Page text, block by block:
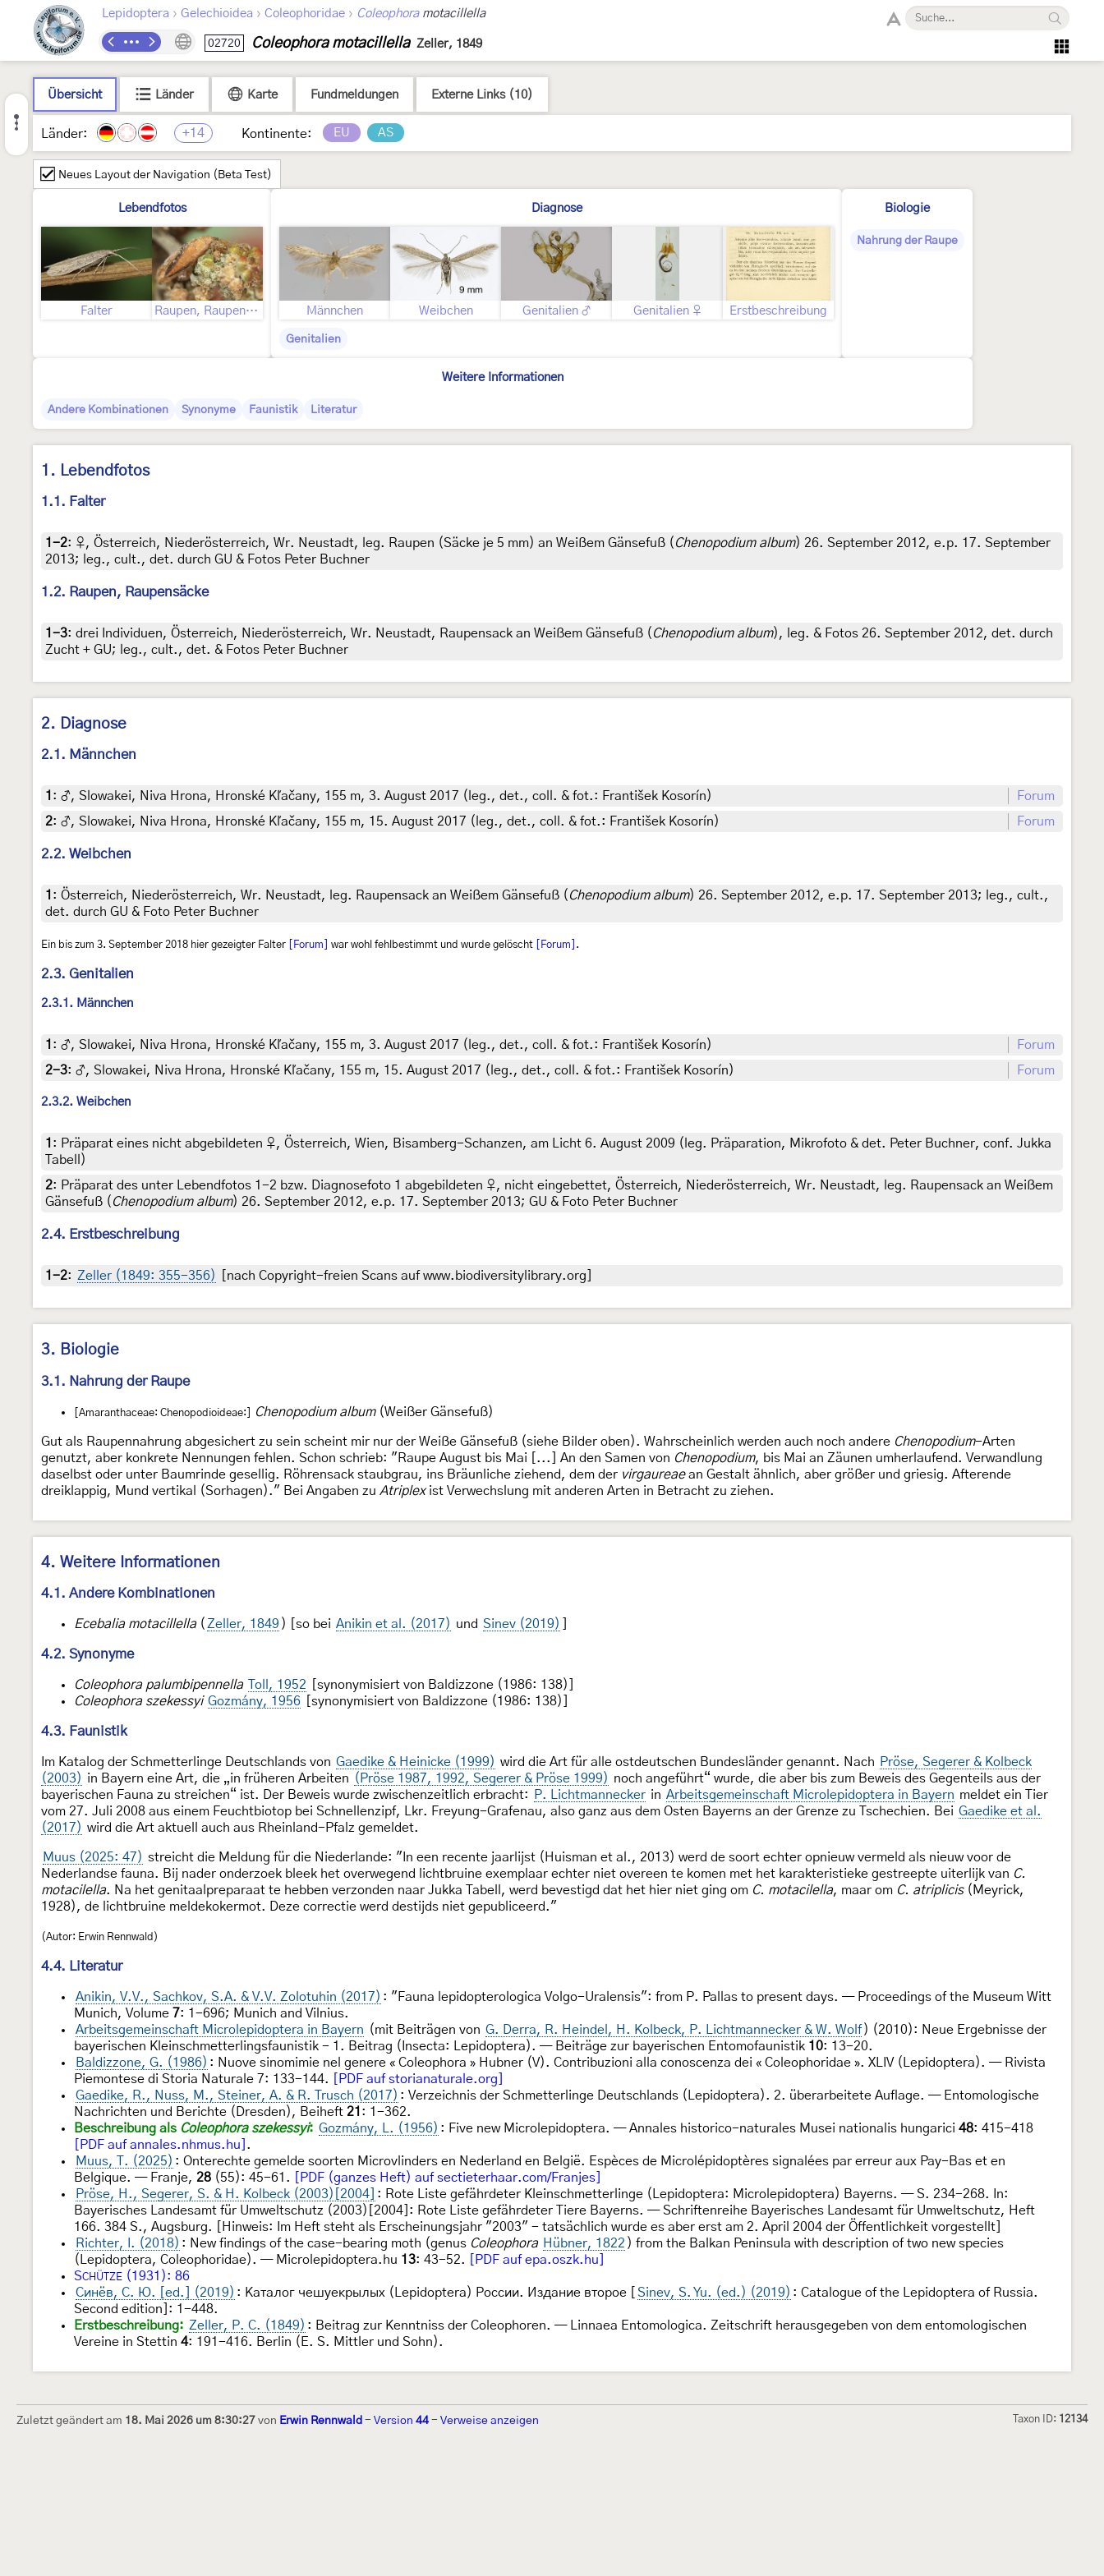
Lepidoptera › Gelechioidea › Coleophoridae › Coleophoramotacillella
02720 Coleophora motacillella Zeller, 1849
Übersicht Länder Karte Fundmeldungen Externe Links (10)
Länder: +14 Kontinente: EU AS
Neues Layout der Navigation (Beta Test)
Lebendfotos
Falter Raupen, Raupensäcke
Diagnose
Männchen Weibchen Genitalien ♂ Genitalien ♀ Erstbeschreibung
Genitalien
Biologie
Nahrung der Raupe
Weitere Informationen
Andere Kombinationen Synonyme Faunistik Literatur
1. Lebendfotos
1.1. Falter
1-2: ♀, Österreich, Niederösterreich, Wr. Neustadt, leg. Raupen (Säcke je 5 mm) an Weißem Gänsefuß ( Chenopodium album) 26. September 2012, e.p. 17. September
2013; leg., cult., det. durch GU & Fotos Peter Buchner
1.2. Raupen, Raupensäcke
1-3: drei Individuen, Österreich, Niederösterreich, Wr. Neustadt, Raupensack an Weißem Gänsefuß ( Chenopodium album), leg. & Fotos 26. September 2012, det. durch
Zucht + GU; leg., cult., det. & Fotos Peter Buchner
2. Diagnose
2.1. Männchen
1 : ♂, Slowakei, Niva Hrona, Hronské Kľačany, 155 m, 3. August 2017 (leg., det., coll. & fot.: František Kosorín)
Forum
2: ♂, Slowakei, Niva Hrona, Hronské Kľačany, 155 m, 15. August 2017 (leg., det., coll. & fot.: František Kosorín) Forum
2.2. Weibchen
1 : Österreich, Niederösterreich, Wr. Neustadt, leg. Raupensack an Weißem Gänsefuß ( Chenopodium album) 26. September 2012, e.p. 17. September 2013; leg., cult.,
det. durch GU & Foto Peter Buchner
Ein bis zum 3. September 2018 hier gezeigter Falter [Forum] war wohl fehlbestimmt und wurde gelöscht [Forum] .
2.3. Genitalien
2.3.1. Männchen
1 : ♂, Slowakei, Niva Hrona, Hronské Kľačany, 155 m, 3. August 2017 (leg., det., coll. & fot.: František Kosorín)
Forum
2-3: ♂, Slowakei, Niva Hrona, Hronské Kľačany, 155 m, 15. August 2017 (leg., det., coll. & fot.: František Kosorín) Forum
2.3.2. Weibchen
1 : Präparat eines nicht abgebildeten ♀, Österreich, Wien, Bisamberg-Schanzen, am Licht 6. August 2009 (leg. Präparation, Mikrofoto & det. Peter Buchner, conf. Jukka
Tabell)
2: Präparat des unter Lebendfotos 1-2 bzw. Diagnosefoto 1 abgebildeten ♀, nicht eingebettet, Österreich, Niederösterreich, Wr. Neustadt, leg. Raupensack an Weißem
Gänsefuß ( Chenopodium album) 26. September 2012, e.p. 17. September 2013; GU & Foto Peter Buchner
2.4. Erstbeschreibung
1-2: Zeller (1849: 355-356) [nach Copyright-freien Scans auf www.biodiversitylibrary.org]
3. Biologie
3.1. Nahrung der Raupe
[Amaranthaceae: Chenopodioideae:] Chenopodium album(Weißer Gänsefuß)
Gut als Raupennahrung abgesichert zu sein scheint mir nur der Weiße Gänsefuß (siehe Bilder oben). Wahrscheinlich werden auch noch andere Chenopodium-Arten
genutzt, aber konkrete Nennungen fehlen. Schon schrieb: "Raupe August bis Mai [...] An den Samen von Chenopodium, bis Mai an Zäunen umherlaufend. Verwandlung
daselbst oder unter Baumrinde gesellig. Röhrensack staubgrau, ins Bräunliche ziehend, dem der virgaureaean Gestalt ähnlich, aber größer und griesig. Afterende
dreiklappig, Mund vertikal (Sorhagen)." Bei Angaben zu Atriplexist Verwechslung mit anderen Arten in Betracht zu ziehen.
4. Weitere Informationen
4.1. Andere Kombinationen
Ecebalia motacillella( Zeller, 1849 ) [so bei Anikin et al. (2017) und Sinev (2019)
4.2. Synonyme
Coleophora palumbipennella Toll, 1952
[synonymisiert von Baldizzone (1986: 138)]
Coleophora szekessyi Gozmány, 1956 [synonymisiert von Baldizzone (1986: 138)]
4.3. Faunistik
Im Katalog der Schmetterlinge Deutschlands von Gaedike & Heinicke (1999) wird die Art für alle ostdeutschen Bundesländer genannt. Nach Pröse, Segerer & Kolbeck
(2003) in Bayern eine Art, die „in früheren Arbeiten (Pröse 1987, 1992, Segerer & Pröse 1999) noch angeführt“ wurde, die aber bis zum Beweis des Gegenteils aus der
bayerischen Fauna zu streichen“ ist. Der Beweis wurde zwischenzeitlich erbracht:
P. Lichtmannecker in Arbeitsgemeinschaft Microlepidoptera in Bayern meldet ein Tier
vom 27. Juli 2008 aus einem Feuchtbiotop bei Schnellenzipf, Lkr. Freyung-Grafenau, also ganz aus dem Osten Bayerns an der Grenze zu Tschechien. Bei Gaedike et al.
(2017) wird die Art aktuell auch aus Rheinland-Pfalz gemeldet.
Muus (2025: 47) streicht die Meldung für die Niederlande: "In een recente jaarlijst (Huisman et al., 2013) werd de soort echter opnieuw vermeld als nieuw voor de
Nederlandse fauna. Bij nader onderzoek bleek het overwegend lichtbruine exemplaar echter niet overeen te komen met het karakteristieke gestreepte uiterlijk van C.
motacilella. Na het genitaalpreparaat te hebben verzonden naar Jukka Tabell, werd bevestigd dat het hier niet ging om C. motacilella, maar om C. atriplicis(Meyrick,
1928), de lichtbruine meldekokermot. Deze correctie werd destijds niet gepubliceerd."
(Autor: Erwin Rennwald)
4.4. Literatur
Anikin, V.V., Sachkov, S.A. & V.V. Zolotuhin (2017) : "Fauna lepidopterologica Volgo-Uralensis": from P. Pallas to present days. — Proceedings of the Museum Witt
Munich, Volume 7: 1-696; Munich and Vilnius.
Arbeitsgemeinschaft Microlepidoptera in Bayern (mit Beiträgen von G. Derra, R. Heindel, H. Kolbeck, P. Lichtmannecker & W. Wolf ) (2010): Neue Ergebnisse der
bayerischen Kleinschmetterlingsfaunistik - 1. Beitrag (Insecta: Lepidoptera). — Beiträge zur bayerischen Entomofaunistik 10: 13-20.
Baldizzone, G. (1986) : Nuove sinomimie nel genere « Coleophora » Hubner (V). Contribuzioni alla conoscenza dei « Coleophoridae ». XLIV (Lepidoptera). — Rivista
Piemontese di Storia Naturale 7: 133-144.
[PDF auf storianaturale.org]
Gaedike, R., Nuss, M., Steiner, A. & R. Trusch (2017) : Verzeichnis der Schmetterlinge Deutschlands (Lepidoptera). 2. überarbeitete Auflage. — Entomologische
Nachrichten und Berichte (Dresden), Beiheft 21 : 1-362.
Beschreibung als Coleophora szekessyi: Gozmány, L. (1956) : Five new Microlepidoptera. — Annales historico-naturales Musei nationalis hungarici 48: 415-418
[PDF auf annales.nhmus.hu] .
Muus, T. (2025) : Onterechte gemelde soorten Microvlinders en Nederland en België. Espèces de Microlépidoptères signalées par erreur aux Pay-Bas et en
Belgique. — Franje, 28 (55): 45-61.
[PDF (ganzes Heft) auf sectieterhaar.com/Franjes]
Pröse, H., Segerer, S. & H. Kolbeck (2003)[2004]
: Rote Liste gefährdeter Kleinschmetterlinge (Lepidoptera: Microlepidoptera) Bayerns. — S. 234-268. In:
Bayerisches Landesamt für Umweltschutz (2003)[2004]: Rote Liste gefährdeter Tiere Bayerns. — Schriftenreihe Bayerisches Landesamt für Umweltschutz, Heft
166. 384 S., Augsburg. [Hinweis: Im Heft steht als Erscheinungsjahr "2003" - tatsächlich wurde es aber erst am 2. April 2004 der Öffentlichkeit vorgestellt]
Richter, I. (2018) : New findings of the case-bearing moth (genus Coleophora Hübner, 1822 ) from the Balkan Peninsula with description of two new species
(Lepidoptera, Coleophoridae). — Microlepidoptera.hu 13: 43-52.
[PDF auf epa.oszk.hu]
SCHÜTZE (1931): 86
Синёв, С. Ю. [ed.] (2019) : Каталог чешуекрылых (Lepidoptera) России. Издание второе [ Sinev, S. Yu. (ed.) (2019) : Catalogue of the Lepidoptera of Russia.
Second edition]: 1-448.
Erstbeschreibung: Zeller, P. C. (1849) : Beitrag zur Kenntniss der Coleophoren. — Linnaea Entomologica. Zeitschrift herausgegeben von dem entomologischen
Vereine in Stettin 4: 191-416. Berlin (E. S. Mittler und Sohn).
Zuletzt geändert am 18. Mai 2026 um 8:30:27 von Erwin Rennwald - Version 44 - Verweise anzeigen Taxon ID: 12134